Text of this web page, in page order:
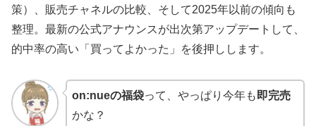
策）、販売チャネルの比較、そして2025年以前の傾向も
整理。最新の公式アナウンスが出次第アップデートして、
的中率の高い「買ってよかった」を後押しします。
on:nueの福袋って、やっぱり今年も 即完売
かな？